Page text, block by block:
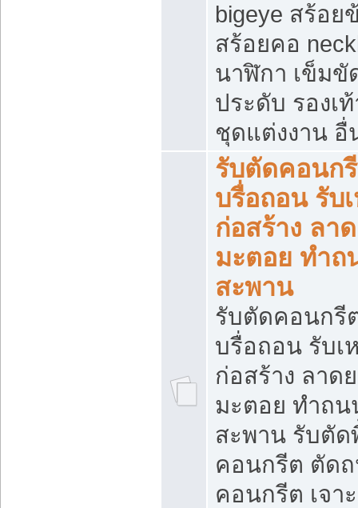
bigeye สร้อย
สร้อยคอ
นาฬิกา เข็มขั
ประดับ รองเท้
ชุดแต่งงาน อื่
รับตัดคอนก
บรื่อถอน รับ
ก่อสร้าง ลา
มะตอย ทำถ
สะพาน
รับตัดคอนกรี
บรื่อถอน รับเ
ก่อสร้าง ลาด
มะตอย ทำถน
สะพาน รับตั
คอนกรีต ตัด
คอนกรีต เจาะ